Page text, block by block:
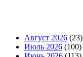
Август 2026 (23)
Июль 2026 (100)